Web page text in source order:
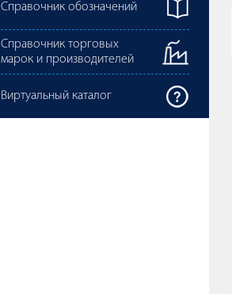
Справочник обозначений
Справочник торговых
марок и производителей
Виртуальный каталог